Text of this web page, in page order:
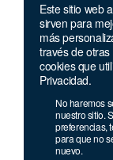
Este sitio web
sirven para
más
través de
cookies que
Privacidad.
No haremos
nuestro sitio.
preferencias,
para que no
nuevo.
ARTÍCULO 4.
administrativa
exclusiva
seguir las
vigente sobre
ARTÍCULO 5.